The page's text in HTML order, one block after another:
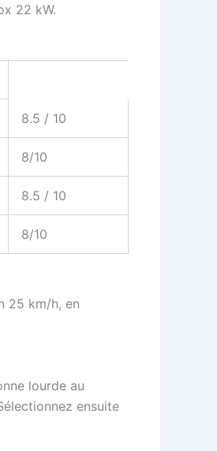
22 kW.
8.5 / 10
8/10
8.5 / 10
8/10
25 km/h, en
lourde au
ensuite